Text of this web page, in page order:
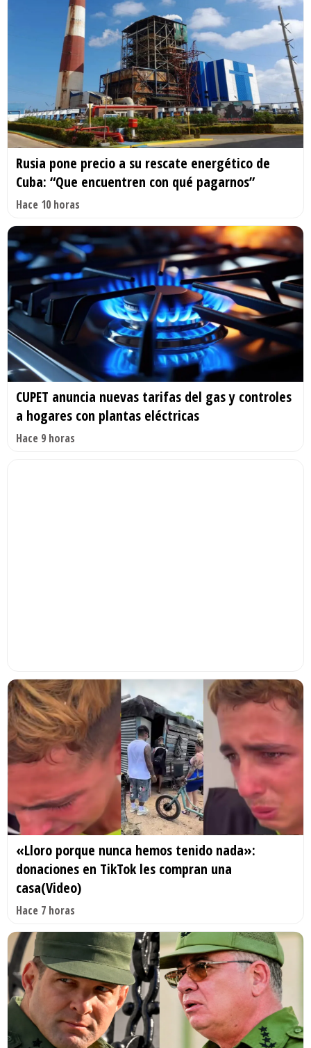
Rusia pone precio a su rescate energético de
Cuba: “Que encuentren con qué pagarnos”
Hace 10 horas
CUPET anuncia nuevas tarifas del gas y controles
a hogares con plantas eléctricas
Hace 9 horas
«Lloro porque nunca hemos tenido nada»:
donaciones en TikTok les compran una
casa(Video)
Hace 7 horas